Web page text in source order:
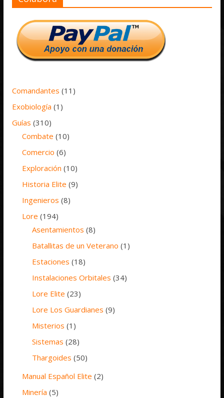
Comandantes (11)
Exobiología (1)
Guías (310)
Combate (10)
Comercio (6)
Exploración (10)
Historia Elite (9)
Ingenieros (8)
Lore (194)
Asentamientos (8)
Batallitas de un Veterano (1)
Estaciones (18)
Instalaciones Orbitales (34)
Lore Elite (23)
Lore Los Guardianes (9)
Misterios (1)
Sistemas (28)
Thargoides (50)
Manual Español Elite (2)
Minería (5)